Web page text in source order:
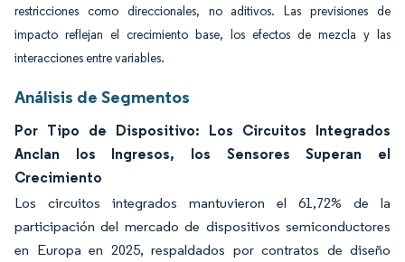
restricciones como direccionales, no aditivos. Las previsiones de
impacto reflejan el crecimiento base, los efectos de mezcla y las
interacciones entre variables.
Análisis de Segmentos
Por Tipo de Dispositivo: Los Circuitos Integrados
Anclan los Ingresos, los Sensores Superan el
Crecimiento
Los circuitos integrados mantuvieron el 61,72% de la
participación del mercado de dispositivos semiconductores
en Europa en 2025, respaldados por contratos de diseño